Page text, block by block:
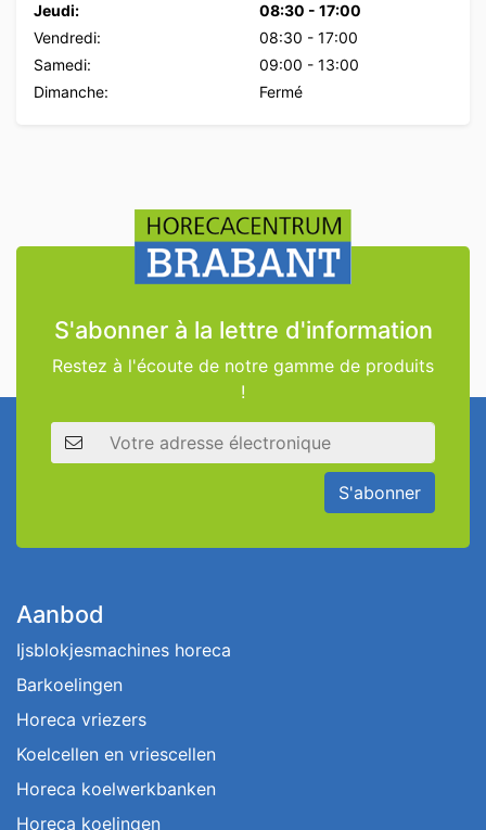
Jeudi:
08:30 - 17:00
Vendredi:
08:30 - 17:00
Samedi:
09:00 - 13:00
Dimanche:
Fermé
S'abonner à la lettre d'information
Restez à l'écoute de notre gamme de produits
!
Adresse électronique
S'abonner
Aanbod
Ijsblokjesmachines horeca
Barkoelingen
Horeca vriezers
Koelcellen en vriescellen
Horeca koelwerkbanken
Horeca koelingen